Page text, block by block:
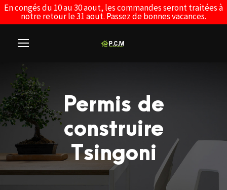
En congés du 10 au 30 aout, les commandes seront traitées à
notre retour le 31 aout. Passez de bonnes vacances.
Permis de
construire
Tsingoni